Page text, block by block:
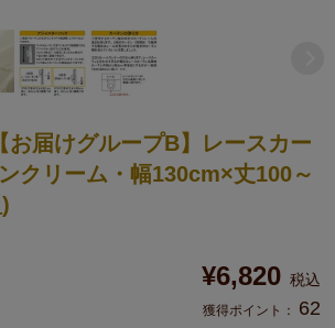
お届けグループB】レースカー
クリーム・幅130cm×丈100～
¥6,820 税込
獲得ポイント： 62